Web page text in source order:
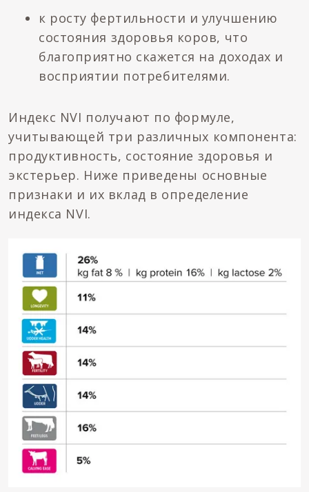
к росту фертильности и улучшению
состояния здоровья коров, что
благоприятно скажется на доходах и
восприятии потребителями.
Индекс NVI получают по формуле,
учитывающей три различных компонента:
продуктивность, состояние здоровья и
экстерьер. Ниже приведены основные
признаки и их вклад в определение
индекса NVI.